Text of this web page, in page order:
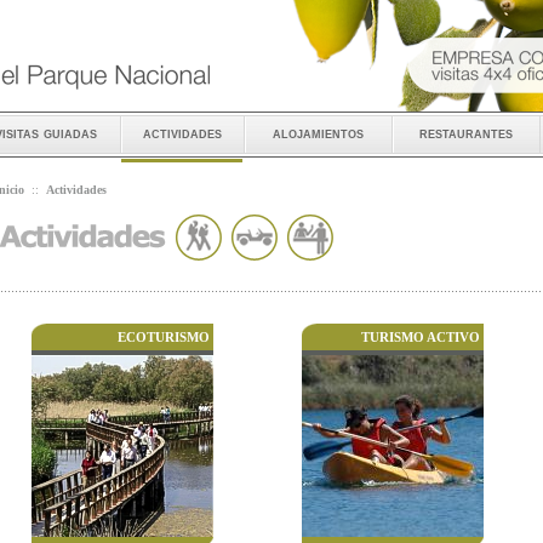
guiadas actividades alojamientos restaurantes
:: Actividades
ECOTURISMO TURISMO ACTIVO